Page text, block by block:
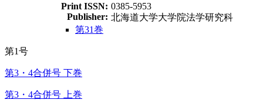
Print ISSN: 0385-5953
Publisher: 北海道大学大学院法学研究科
第31巻
第1号
第3・4合併号 下巻
第3・4合併号 上巻